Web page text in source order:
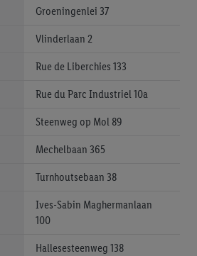
Groeningenlei 37
Vlinderlaan 2
Rue de Liberchies 133
Rue du Parc Industriel 10a
Steenweg op Mol 89
Mechelbaan 365
Turnhoutsebaan 38
Ives-Sabin Maghermanlaan
100
Hallesesteenweg 138